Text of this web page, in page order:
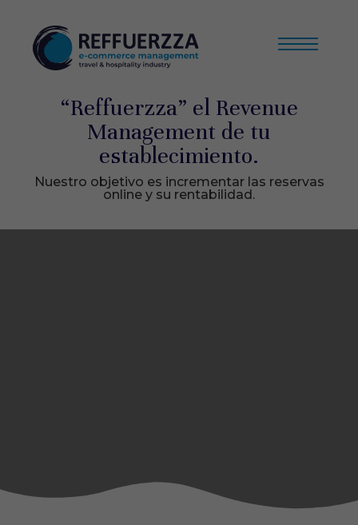
“Reffuerzza” el Revenue
Management de tu
establecimiento.
Nuestro objetivo es incrementar las reservas
online y su rentabilidad.